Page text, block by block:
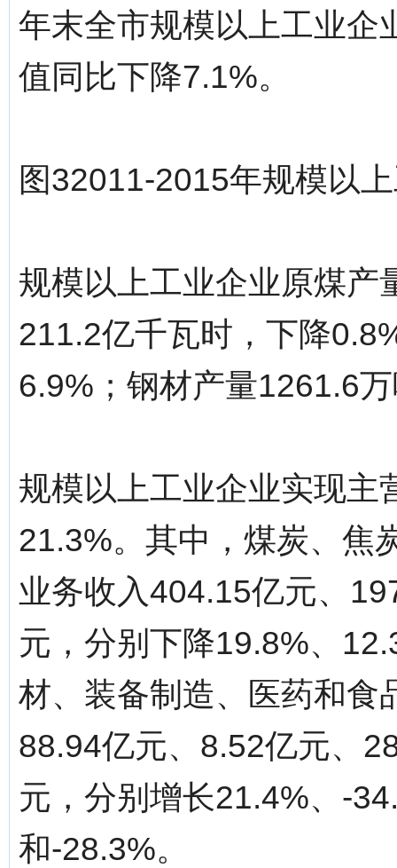
年末全市规模以上工业企
值同比下降7.1%。
图32011-2015年规模以
规模以上工业企业原煤产
211.2亿千瓦时，下降
6.9%；钢材产量1261.6
规模以上工业企业实现主
21.3%。其中，煤炭、焦
业务收入404.15亿元、
元，分别下降19.8%、
材、装备制造、医药和食
88.94亿元、8.52亿元、
元，分别增长21.4%、-
和-28.3%。